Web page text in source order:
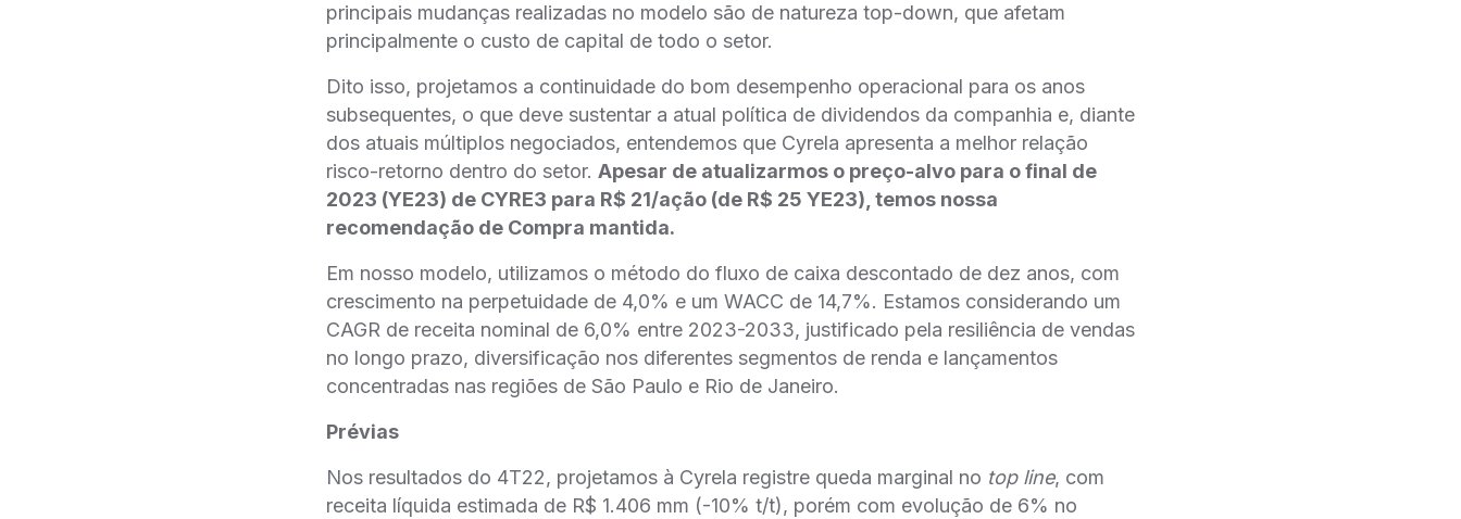
principais mudanças realizadas no modelo são de natureza top-down, que afetam
principalmente o custo de capital de todo o setor.
Dito isso, projetamos a continuidade do bom desempenho operacional para os anos
subsequentes, o que deve sustentar a atual política de dividendos da companhia e, diante
dos atuais múltiplos negociados, entendemos que Cyrela apresenta a melhor relação
risco-retorno dentro do setor. Apesar de atualizarmos o preço-alvo para o final de
2023 (YE23) de CYRE3 para R$ 21/ação (de R$ 25 YE23), temos nossa
recomendação de Compra mantida.
Em nosso modelo, utilizamos o método do fluxo de caixa descontado de dez anos, com
crescimento na perpetuidade de 4,0% e um WACC de 14,7%. Estamos considerando um
CAGR de receita nominal de 6,0% entre 2023-2033, justificado pela resiliência de vendas
no longo prazo, diversificação nos diferentes segmentos de renda e lançamentos
concentradas nas regiões de São Paulo e Rio de Janeiro.
Prévias
Nos resultados do 4T22, projetamos à Cyrela registre queda marginal no top line, com
receita líquida estimada de R$ 1.406 mm (-10% t/t), porém com evolução de 6% no